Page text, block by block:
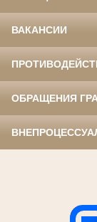
ВАКАНСИИ
ОБРАЩЕНИЯ